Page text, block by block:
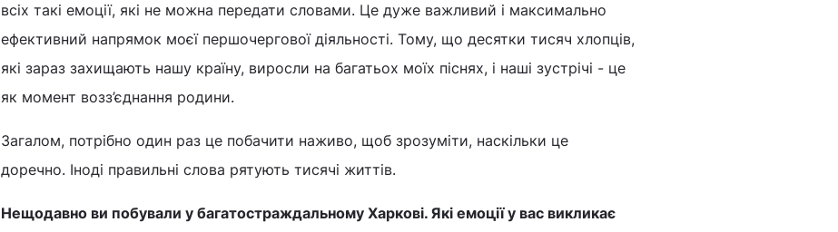
всіх такі емоції, які не можна передати словами. Це дуже важливий і максимально
ефективний напрямок моєї першочергової діяльності. Тому, що десятки тисяч хлопців,
які зараз захищають нашу країну, виросли на багатьох моїх піснях, і наші зустрічі - це
як момент возз’єднання родини.
Загалом, потрібно один раз це побачити наживо, щоб зрозуміти, наскільки це
доречно. Іноді правильні слова рятують тисячі життів.
Нещодавно ви побували у багатостраждальному Харкові. Які емоції у вас викликає